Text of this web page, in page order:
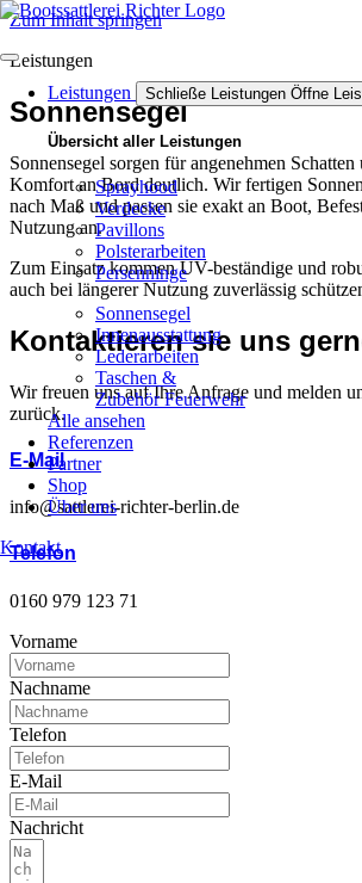
Zum Inhalt springen
Leistungen Schließe Leistungen Öffne
Übersicht aller Leistungen
Sprayhood
Verdecke
Pavillons
Polsterarbeiten
Persenninge
Sonnensegel
Innenausstattung
Lederarbeiten
Taschen &
Zubehör Feuerwehr
Alle ansehen
Referenzen
Partner
Shop
Über uns
Kontakt
Leistungen
Sonnensegel
Sonnensegel sorgen für angenehmen Schatten
Komfort an Bord deutlich. Wir fertigen
nach Maß und passen sie exakt an Boot,
Nutzung an.
Zum Einsatz kommen UV-beständige und
auch bei längerer Nutzung zuverlässig
Kontaktieren sie uns
Wir freuen uns auf Ihre Anfrage und melden
zurück.
E-Mail
info@sattlerei-richter-berlin.de
Telefon
0160 979 123 71
Vorname
Nachname
Telefon
E-Mail
Nachricht